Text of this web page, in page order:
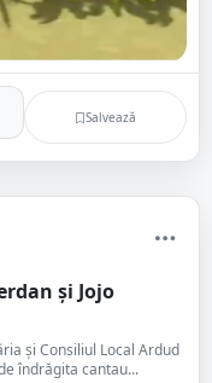
Salvează
și Jojo
și Consiliul Local Ardud
îndrăgita cantau...